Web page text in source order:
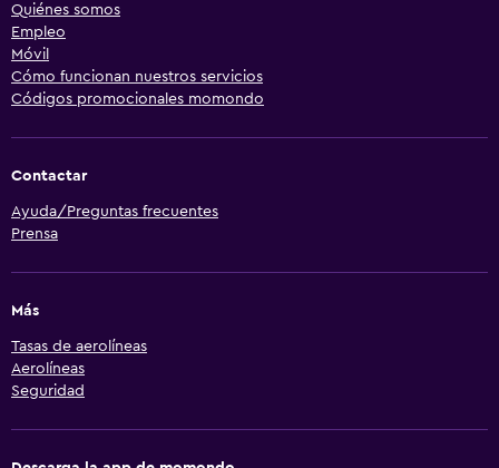
Quiénes somos
Empleo
Móvil
Cómo funcionan nuestros servicios
Códigos promocionales momondo
Contactar
Ayuda/Preguntas frecuentes
Prensa
Más
Tasas de aerolíneas
Aerolíneas
Seguridad